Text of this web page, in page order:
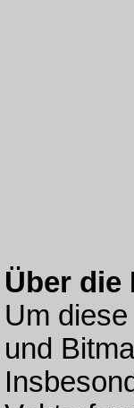
Über die
Um
und